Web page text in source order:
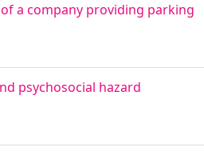
a company providing parking
psychosocial hazard